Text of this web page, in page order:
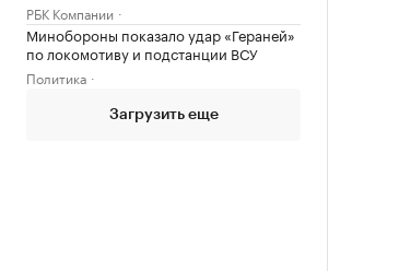
РБК Компании
Минобороны показало удар «Гераней»
по локомотиву и подстанции ВСУ
Политика
Загрузить еще